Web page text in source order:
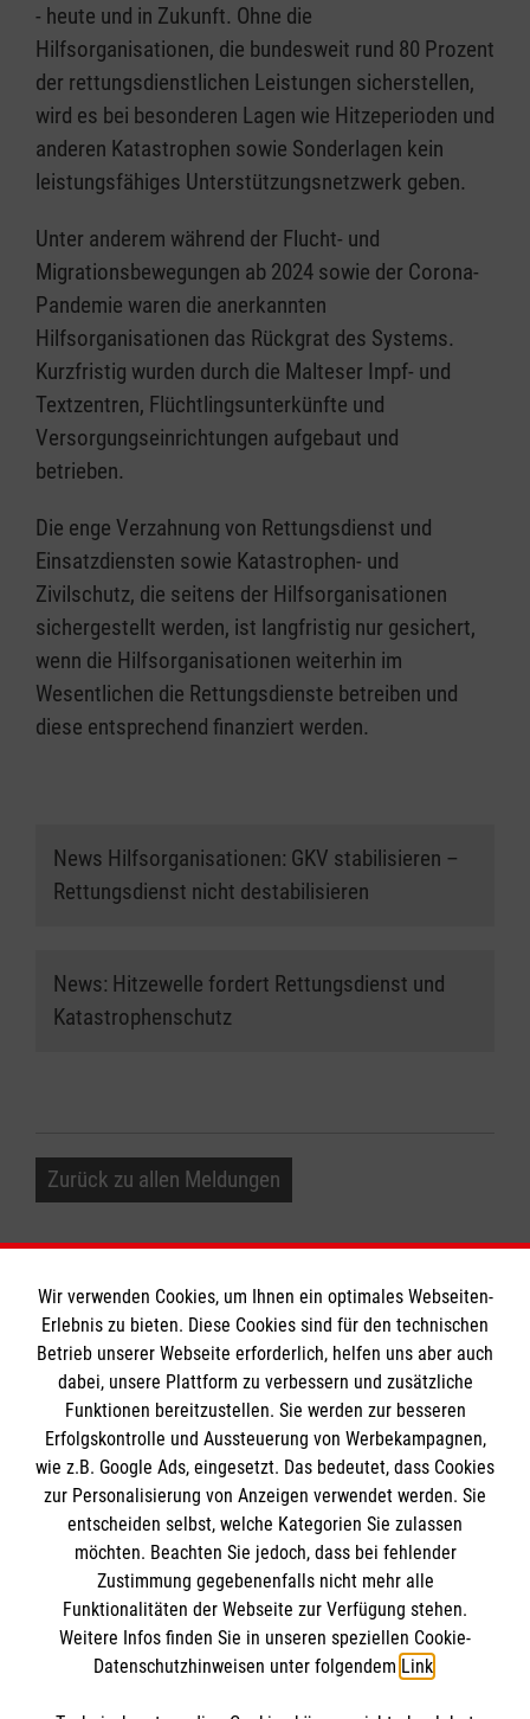
- heute und in Zukunft. Ohne die
Hilfsorganisationen, die bundesweit rund 80 Prozent
der rettungsdienstlichen Leistungen sicherstellen,
wird es bei besonderen Lagen wie Hitzeperioden und
anderen Katastrophen sowie Sonderlagen kein
leistungsfähiges Unterstützungsnetzwerk geben.
Unter anderem während der Flucht- und
Migrationsbewegungen ab 2024 sowie der Corona-
Pandemie waren die anerkannten
Hilfsorganisationen das Rückgrat des Systems.
Kurzfristig wurden durch die Malteser Impf- und
Textzentren, Flüchtlingsunterkünfte und
Versorgungseinrichtungen aufgebaut und
betrieben.
Die enge Verzahnung von Rettungsdienst und
Einsatzdiensten sowie Katastrophen- und
Zivilschutz, die seitens der Hilfsorganisationen
sichergestellt werden, ist langfristig nur gesichert,
wenn die Hilfsorganisationen weiterhin im
Wesentlichen die Rettungsdienste betreiben und
diese entsprechend finanziert werden.
News Hilfsorganisationen: GKV stabilisieren –
Rettungsdienst nicht destabilisieren
News: Hitzewelle fordert Rettungsdienst und
Katastrophenschutz
Zurück zu allen Meldungen
Informationen
Impressum
Datenschutz
Barrierefreiheit
Kontakt
Die Malteser
Malteser in Deutschland
Malteserorden
Sharepoint
Spendenkonto
Wir verwenden Cookies, um Ihnen ein optimales Webseiten-
Erlebnis zu bieten. Diese Cookies sind für den technischen
Betrieb unserer Webseite erforderlich, helfen uns aber auch
dabei, unsere Plattform zu verbessern und zusätzliche
Funktionen bereitzustellen. Sie werden zur besseren
Erfolgskontrolle und Aussteuerung von Werbekampagnen,
wie z.B. Google Ads, eingesetzt. Das bedeutet, dass Cookies
zur Personalisierung von Anzeigen verwendet werden. Sie
entscheiden selbst, welche Kategorien Sie zulassen
möchten. Beachten Sie jedoch, dass bei fehlender
Zustimmung gegebenenfalls nicht mehr alle
Funktionalitäten der Webseite zur Verfügung stehen.
Weitere Infos finden Sie in unseren speziellen Cookie-
Datenschutzhinweisen unter folgendem Link.